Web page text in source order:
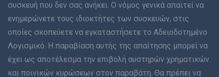
हिंदी
עברית
συσκευή που δεν σας ανήκει. Ο νόμος γενικά απαιτεί να
ενημερώνετε τους ιδιοκτήτες των συσκευών, στις
οποίες σκοπεύετε να εγκαταστήσετε το Αδειοδοτημένο
Λογισμικό. Η παραβίαση αυτής της απαίτησης μπορεί να
έχει ως αποτέλεσμα την επιβολή αυστηρών χρηματικών
και ποινικών κυρώσεων στον παραβάτη. Θα πρέπει να